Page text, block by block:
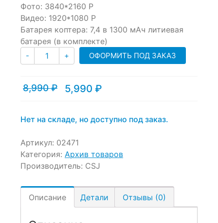
Фото: 3840*2160 P
Видео: 1920*1080 P
Батарея коптера: 7,4 в 1300 мАч литиевая
батарея (в комплекте)
- Количество
+ ОФОРМИТЬ ПОД ЗАКАЗ
8,990₽
Первоначальная
8,990 ₽.
5,990 ₽
Текущая
Нет на складе, но доступно под заказ.
Артикул: 02471
Категория: Архив товаров
Производитель: CSJ
Описание Детали Отзывы (0)